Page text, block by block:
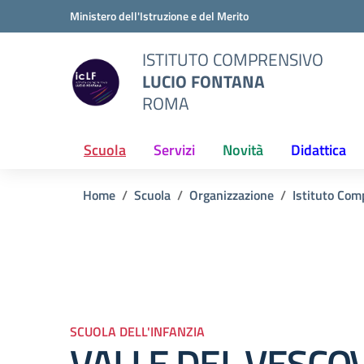
Vai ai contenuti
Vai al menu di navigazioneMinistero dell'Istruzione e del Merito
ISTITUTO COMPRENSIVO
LUCIO FONTANA
ROMA
Scuola Servizi Novità Didattica
Home Scuola Organizzazione Istituto
SCUOLA DELL'INFANZIA